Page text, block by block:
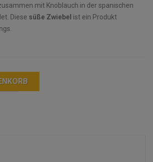
mit Knoblauch in der spanischen
Diese süße Zwiebel ist ein Produkt